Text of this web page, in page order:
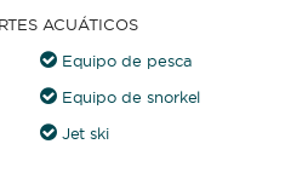
ACUÁTICOS
Equipo de pesca
Equipo de snorkel
Jet ski